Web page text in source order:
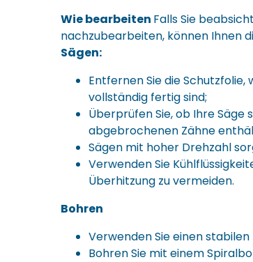
Wie bearbeiten Falls Sie
nachzubearbeiten, können Ihnen
Sägen:
Entfernen Sie die
vollständig fertig sind;
Überprüfen Sie, ob Ihre Säge
abgebrochenen Zähne
Sägen mit hoher Drehzahl
Verwenden Sie
Überhitzung zu vermeiden.
Bohren
Verwenden Sie einen
Bohren Sie mit einem